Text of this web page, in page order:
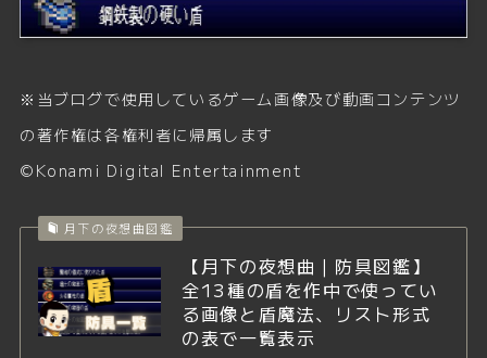
※当ブログで使用しているゲーム画像及び動画コンテンツ
の著作権は各権利者に帰属します
©Konami Digital Entertainment
月下の夜想曲図鑑
【月下の夜想曲｜防具図鑑】
全13種の盾を作中で使ってい
る画像と盾魔法、リスト形式
の表で一覧表示